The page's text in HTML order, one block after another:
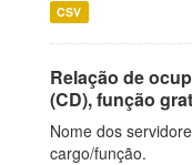
CSV
Relação de
(CD), função
Nome dos
cargo/função.